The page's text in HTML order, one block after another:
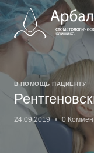
Перейти
к
содержимому
В ПОМОЩЬ ПАЦИЕНТУ
24.09.2019 0